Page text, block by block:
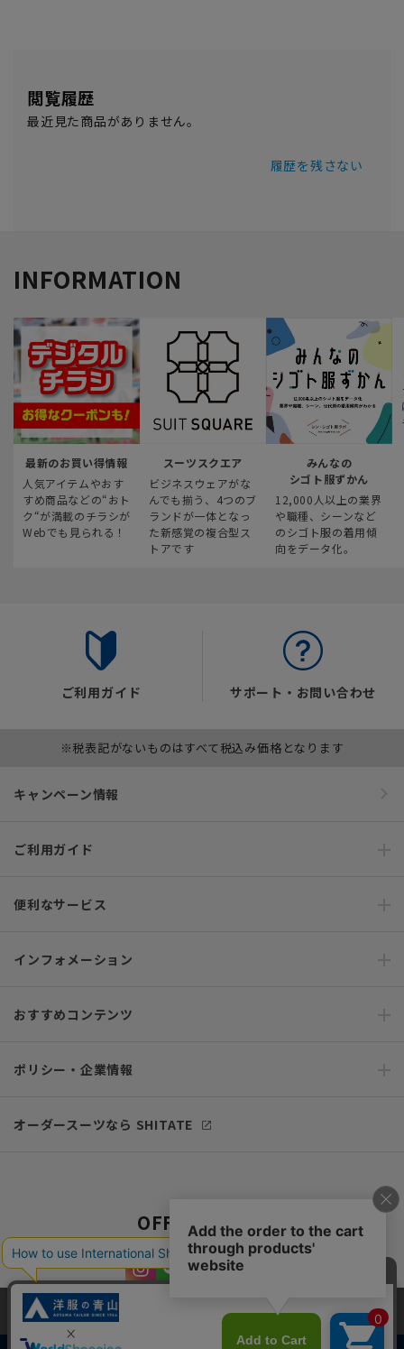
閲覧履歴
最近見た商品がありません。
履歴を残さない
INFORMATION
最新のお買い得情報
人気アイテムやおす
すめ商品などの“おト
ク“が満載のチラシが
Webでも見られる！
スーツスクエア
ビジネスウェアがな
んでも揃う、4つのブ
ランドが一体となっ
た新感覚の複合型ス
トアです
みんなの
シゴト服ずかん
12,000人以上の業界
や職種、シーンなど
のシゴト服の着用傾
向をデータ化。
ご利用ガイド サポート・お問い合わせ
※税表記がないものはすべて税込み価格となります
キャンペーン情報
ご利用ガイド
便利なサービス
インフォメーション
おすすめコンテンツ
ポリシー・企業情報
オーダースーツなら SHITATE
OFFICIAL SNS
当サイトでは、快適な閲覧体験とコンテンツ改善のためにCookieを使用